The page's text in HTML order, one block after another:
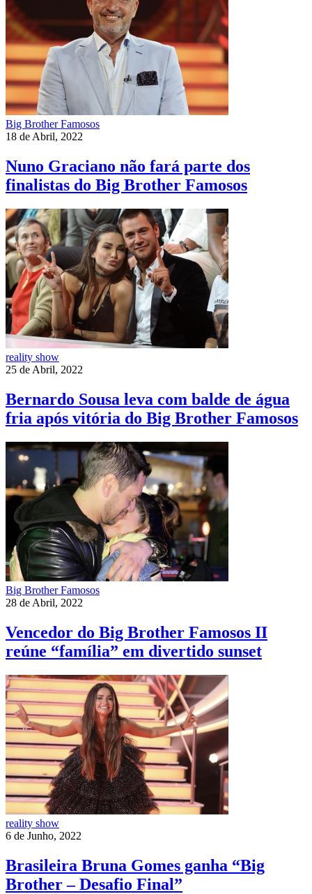
Big Brother Famosos
18 de Abril, 2022
Nuno Graciano não fará parte dos
finalistas do Big Brother Famosos
reality show
25 de Abril, 2022
Bernardo Sousa leva com balde de água
fria após vitória do Big Brother Famosos
Big Brother Famosos
28 de Abril, 2022
Vencedor do Big Brother Famosos II
reúne “família” em divertido sunset
reality show
6 de Junho, 2022
Brasileira Bruna Gomes ganha “Big
Brother – Desafio Final”